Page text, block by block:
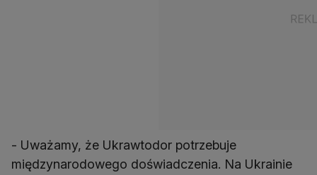
- Uważamy, że Ukrawtodor potrzebuje
międzynarodowego doświadczenia. Na Ukrainie